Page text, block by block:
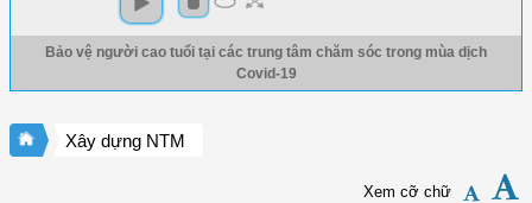
Bảo vệ người cao tuổi tại các trung tâm chăm sóc trong mùa dịch
Covid-19
Xây dựng NTM
Xem cỡ chữ